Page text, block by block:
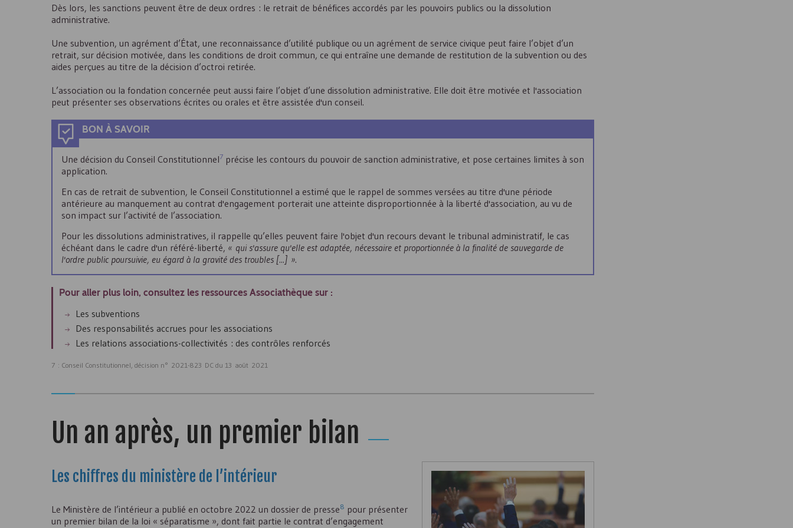
Dès lors, les sanctions peuvent être de deux ordres : le retrait de bénéfices accordés par les pouvoirs publics ou la dissolution
administrative.
Une subvention, un agrément d’État, une reconnaissance d’utilité publique ou un agrément de service civique peut faire l’objet d’un
retrait, sur décision motivée, dans les conditions de droit commun, ce qui entraîne une demande de restitution de la subvention ou des
aides perçues au titre de la décision d’octroi retirée.
L’association ou la fondation concernée peut aussi faire l’objet d’une dissolution administrative. Elle doit être motivée et l'association
peut présenter ses observations écrites ou orales et être assistée d'un conseil.
BON À SAVOIR
Une décision du Conseil Constitutionnel7 précise les contours du pouvoir de sanction administrative, et pose certaines limites à son
application.
En cas de retrait de subvention, le Conseil Constitutionnel a estimé que le rappel de sommes versées au titre d'une période
antérieure au manquement au contrat d'engagement porterait une atteinte disproportionnée à la liberté d'association, au vu de
son impact sur l’activité de l’association.
Pour les dissolutions administratives, il rappelle qu’elles peuvent faire l'objet d'un recours devant le tribunal administratif, le cas
échéant dans le cadre d'un référé-liberté, « qui s'assure qu'elle est adaptée, nécessaire et proportionnée à la finalité de sauvegarde de
l'ordre public poursuivie, eu égard à la gravité des troubles [...] ».
Pour aller plus loin, consultez les ressources Associathèque sur :
Les subventions
Des responsabilités accrues pour les associations
Les relations associations-collectivités : des contrôles renforcés
7 : Conseil Constitutionnel, décision n° 2021-823 DC du 13 août 2021
Un an après, un premier bilan
Les chiffres du ministère de l’intérieur
Le Ministère de l’intérieur a publié en octobre 2022 un dossier de presse8 pour présenter
un premier bilan de la loi « séparatisme », dont fait partie le contrat d’engagement